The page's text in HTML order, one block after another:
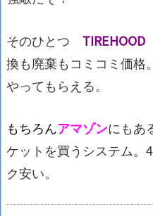
そのひとつ TIREHOOD
換も廃棄もコミコミ価格
やってもらえる。
もちろんアマゾンにもあ
ケットを買うシステム。
ク安い。